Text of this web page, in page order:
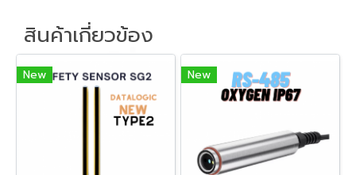
สินค้าเกี่ยวข้อง
New New